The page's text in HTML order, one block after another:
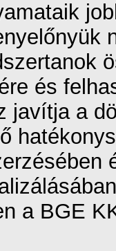
és
javítja a
a BGE